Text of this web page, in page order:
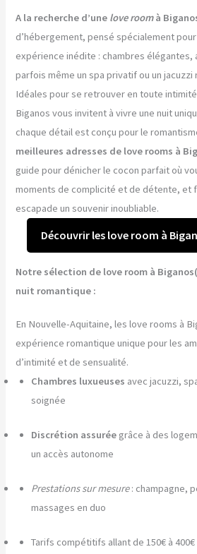
A la recherche d’une love roomà
d’hébergement, pensé spécialement
expérience inédite : chambres élégantes,
parfois même un spa privatif ou un jacuzzi
Idéales pour se retrouver en toute
Biganos vous invitent à vivre une nuit
chaque détail est conçu pour le
meilleures adresses de love rooms à
guide pour dénicher le cocon parfait où
moments de complicité et de détente, et
escapade un souvenir inoubliable.
Découvrir les love room à
Notre sélection de love room à
nuit romantique :
En Nouvelle-Aquitaine, les love rooms à
expérience romantique unique pour les
d’intimité et de sensualité.
Chambres luxueuses avec jacuzzi,
soignée
Discrétion assurée grâce à des
un accès autonome
Prestations sur mesure: champagne,
massages en duo
Tarifs compétitifs allant de 150€ à